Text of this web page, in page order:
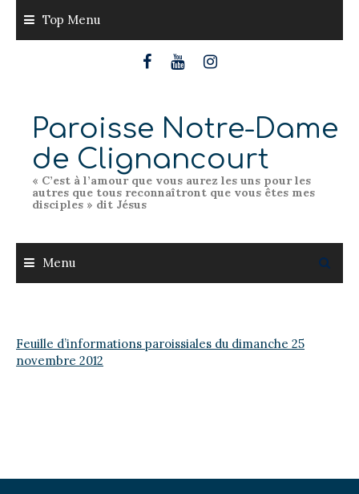
content
Top Menu
Paroisse Notre-Dame
de Clignancourt
« C’est à l’amour que vous aurez les uns pour les
autres que tous reconnaîtront que vous êtes mes
disciples » dit Jésus
Menu
Feuille d’informations paroissiales du dimanche 25
novembre 2012